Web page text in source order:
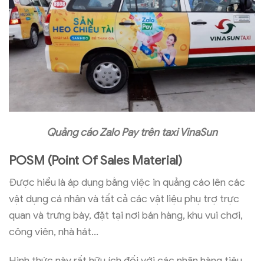
Quảng cáo Zalo Pay trên taxi VinaSun
POSM (Point Of Sales Material)
Được hiểu là áp dụng bằng việc in quảng cáo lên các
vật dụng cá nhân và tất cả các vật liệu phụ trợ trực
quan và trưng bày, đặt tại nơi bán hàng, khu vui chơi,
công viên, nhà hát…